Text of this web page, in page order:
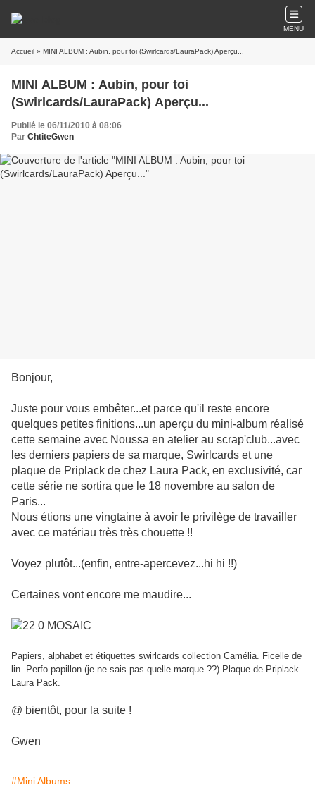
MENU
Accueil » MINI ALBUM : Aubin, pour toi (Swirlcards/LauraPack) Aperçu...
MINI ALBUM : Aubin, pour toi
(Swirlcards/LauraPack) Aperçu...
Publié le 06/11/2010 à 08:06
Par ChtiteGwen
Bonjour,
Juste pour vous embêter...et parce qu'il reste encore
quelques petites finitions...un aperçu du mini-album réalisé
cette semaine avec Noussa en atelier au scrap'club...avec
les derniers papiers de sa marque, Swirlcards et une
plaque de Priplack de chez Laura Pack, en exclusivité, car
cette série ne sortira que le 18 novembre au salon de
Paris...
Nous étions une vingtaine à avoir le privilège de travailler
avec ce matériau très très chouette !!
Voyez plutôt...(enfin, entre-apercevez...hi hi !!)
Certaines vont encore me maudire...
Papiers, alphabet et étiquettes swirlcards collection Camélia. Ficelle de
lin. Perfo papillon (je ne sais pas quelle marque ??) Plaque de Priplack
Laura Pack.
@ bientôt, pour la suite !
Gwen
#Mini Albums